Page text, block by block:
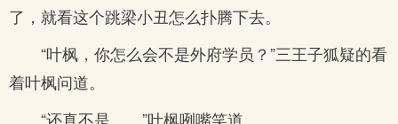
了，就看这个跳梁小丑怎么扑腾下去。
“叶枫，你怎么会不是外府学员？”三王子狐疑的看
着叶枫问道。
“还真不是……”叶枫咧嘴笑道。